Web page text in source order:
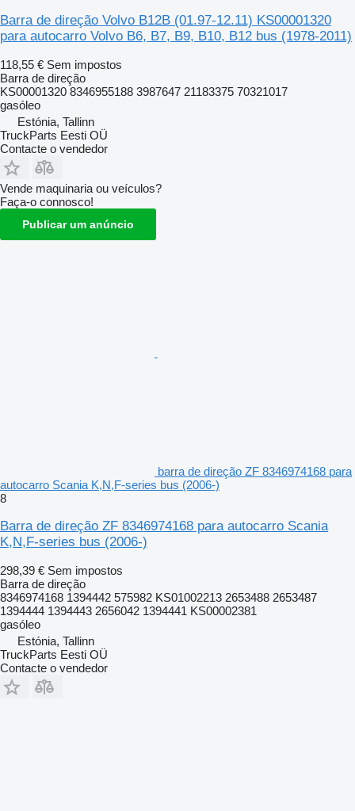
Barra de direção Volvo B12B (01.97-12.11) KS00001320
para autocarro Volvo B6, B7, B9, B10, B12 bus (1978-2011)
118,55 € Sem impostos
Barra de direção
KS00001320 8346955188 3987647 21183375 70321017
gasóleo
Estónia, Tallinn
TruckParts Eesti OÜ
Contacte o vendedor
Vende maquinaria ou veículos?
Faça-o connosco!
Publicar um anúncio
barra de direção ZF 8346974168 para
autocarro Scania K,N,F-series bus (2006-)
8
Barra de direção ZF 8346974168 para autocarro Scania
K,N,F-series bus (2006-)
298,39 € Sem impostos
Barra de direção
8346974168 1394442 575982 KS01002213 2653488 2653487
1394444 1394443 2656042 1394441 KS00002381
gasóleo
Estónia, Tallinn
TruckParts Eesti OÜ
Contacte o vendedor